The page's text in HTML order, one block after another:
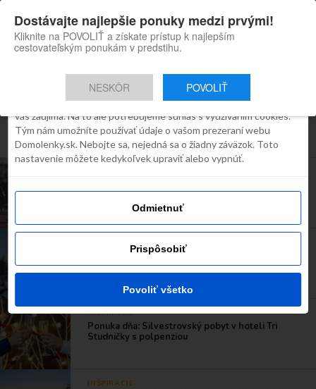
Domolenky appka
Skvelé tipy na cestovanie po
Slovensku
Inštaluj
Všetky príspevky týkajúce sa "tip na
vikend"
4*Magnólia v Piešťanoch
Ponuka dňa: Pobyt v kráľovskom štýle v 4*
Chateau GrandCastle – dokonalý vianočný
darček
INŠPIRÁCIE
Ponuka dňa: Silvestrovský pobyt v hoteli Tri
Studničky s polpenziou
INŠPIRÁCIE
Súhlas Detaily O cookies
Robíme všetko preto, aby sme vám zobrazovali iba obsah, ktorý
vás zaujíma. Na to ale potrebujeme súhlas s využívaním cookies.
Tým nám umožníte používať údaje o vašom prezeraní webu
Domolenky.sk. Nebojte sa, nejedná sa o žiadny záväzok. Toto
nastavenie môžete kedykoľvek upraviť alebo vypnúť.
Odmietnuť
Prispôsobiť
Povoliť všetko
Dostávajte najlepšie ponuky medzi prvými!
Kliknite na POVOLIŤ a získate prístup k najlepším
cestovateľským ponukám v predstihu.
NESKÔR POVOLIŤ